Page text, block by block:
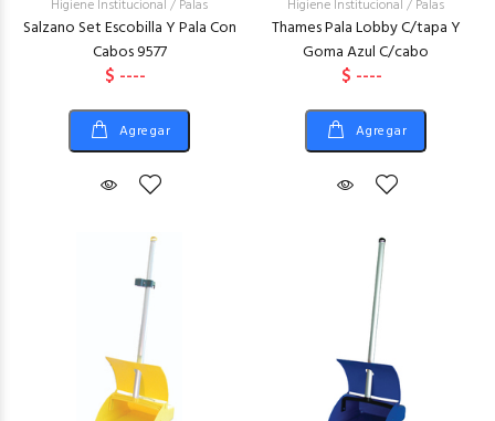
Higiene Institucional / Palas
Salzano Set Escobilla Y Pala Con
Cabos 9577
$ ----
Agregar
Higiene Institucional / Palas
Thames Pala Lobby C/tapa Y
Goma Azul C/cabo
$ ----
Agregar